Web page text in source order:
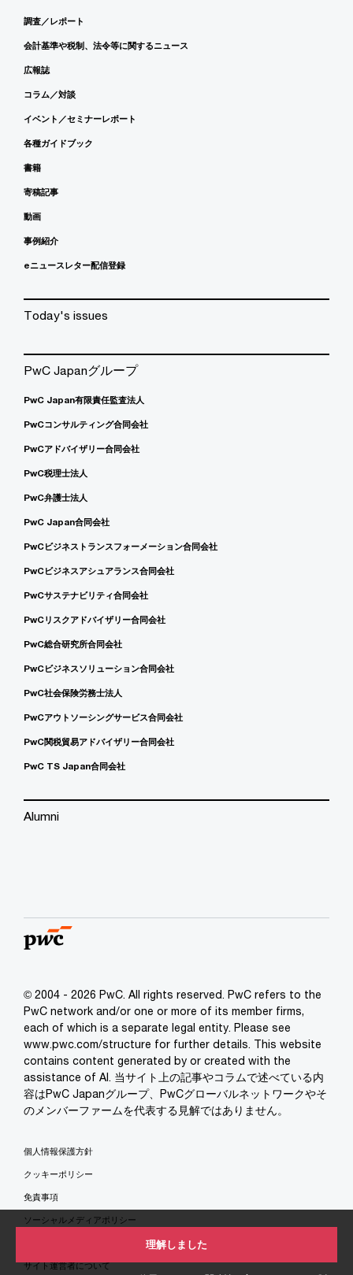
理解しました
調査／レポート
会計基準や税制、法令等に関するニュース
広報誌
コラム／対談
イベント／セミナーレポート
各種ガイドブック
書籍
寄稿記事
動画
事例紹介
eニュースレター配信登録
Today's issues
PwC Japanグループ
PwC Japan有限責任監査法人
PwCコンサルティング合同会社
PwCアドバイザリー合同会社
PwC税理士法人
PwC弁護士法人
PwC Japan合同会社
PwCビジネストランスフォーメーション合同会社
PwCビジネスアシュアランス合同会社
PwCサステナビリティ合同会社
PwCリスクアドバイザリー合同会社
PwC総合研究所合同会社
PwCビジネスソリューション合同会社
PwC社会保険労務士法人
PwCアウトソーシングサービス合同会社
PwC関税貿易アドバイザリー合同会社
PwC TS Japan合同会社
Alumni
© 2004 - 2026 PwC. All rights reserved. PwC refers to the
PwC network and/or one or more of its member firms,
each of which is a separate legal entity. Please see
www.pwc.com/structure for further details. This website
contains content generated by or created with the
assistance of AI. 当サイト上の記事やコラムで述べている内
容はPwC Japanグループ、PwCグローバルネットワークやそ
のメンバーファームを代表する見解ではありません。
個人情報保護方針
クッキーポリシー
免責事項
ソーシャルメディアポリシー
サイト運営者について